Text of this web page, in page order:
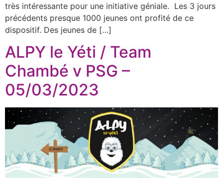
très intéressante pour une initiative géniale. Les 3 jours
précédents presque 1000 jeunes ont profité de ce
dispositif. Des jeunes de […]
ALPY le Yéti / Team
Chambé v PSG –
05/03/2023